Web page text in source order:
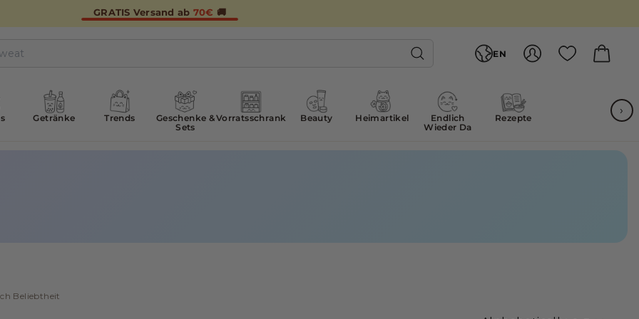
GRATIS Versand ab 70€ 🚚
Language
EN Account Cart
Getränke Trends
Geschenke &
Sets
Vorratsschrank Beauty Heimartikel
Endlich
Wieder Da
Rezepte
›
Beliebtheit